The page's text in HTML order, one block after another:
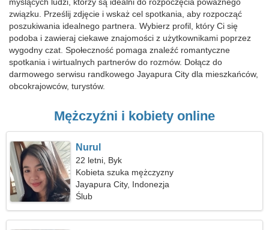
związku. Prześlij zdjęcie i wskaż cel spotkania, aby rozpocząć
poszukiwania idealnego partnera. Wybierz profil, który Ci się
podoba i zawieraj ciekawe znajomości z użytkownikami poprzez
wygodny czat. Społeczność pomaga znaleźć romantyczne
spotkania i wirtualnych partnerów do rozmów. Dołącz do
darmowego serwisu randkowego Jayapura City dla mieszkańców,
obcokrajowców, turystów.
Mężczyźni i kobiety online
Nurul
22 letni, Byk
Kobieta szuka mężczyzny
Jayapura City, Indonezja
Ślub